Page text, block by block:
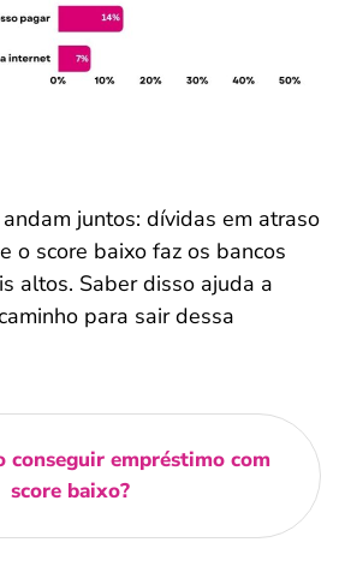
juntos: dívidas em atraso
o score baixo faz os bancos
altos. Saber disso ajuda a
para sair dessa
conseguir empréstimo com
score baixo?